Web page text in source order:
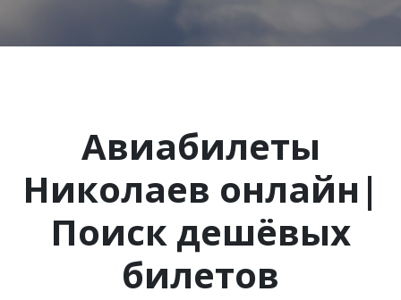
Авиабилеты
Николаев онлайн|
Поиск дешёвых
билетов